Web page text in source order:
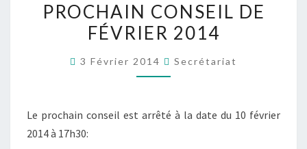
CONSEIL
DE
PROCHAIN CONSEIL DE
FÉVRIER 2014
3 Février 2014 Secrétariat
Le prochain conseil est arrêté à la date du 10 février
2014 à 17h30: